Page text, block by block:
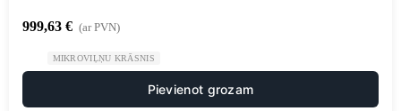
999,63 € (ar PVN)
MIKROVIĻŅU KRĀSNIS
Pievienot grozam